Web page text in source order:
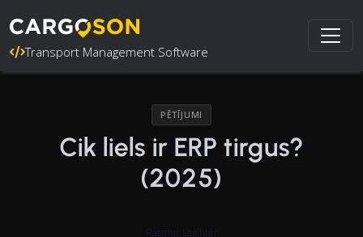
Transport Management Software
PĒTĪJUMI
Cik liels ir ERP tirgus?
(2025)
Rasmus Leichter